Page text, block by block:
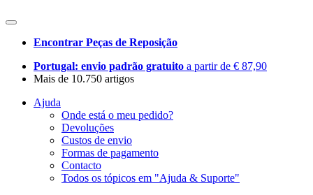
Encontrar Peças de Reposição
Portugal: envio padrão gratuito a partir de € 87,90
Mais de 10.750 artigos
Ajuda
Onde está o meu pedido?
Devoluções
Custos de envio
Formas de pagamento
Contacto
Todos os tópicos em "Ajuda & Suporte"